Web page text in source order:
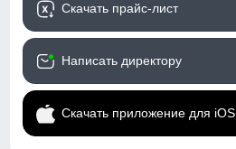
Скачать прайс-лист
Написать директору
Скачать приложение для iOS